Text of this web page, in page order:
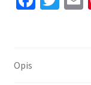
količina
Opis